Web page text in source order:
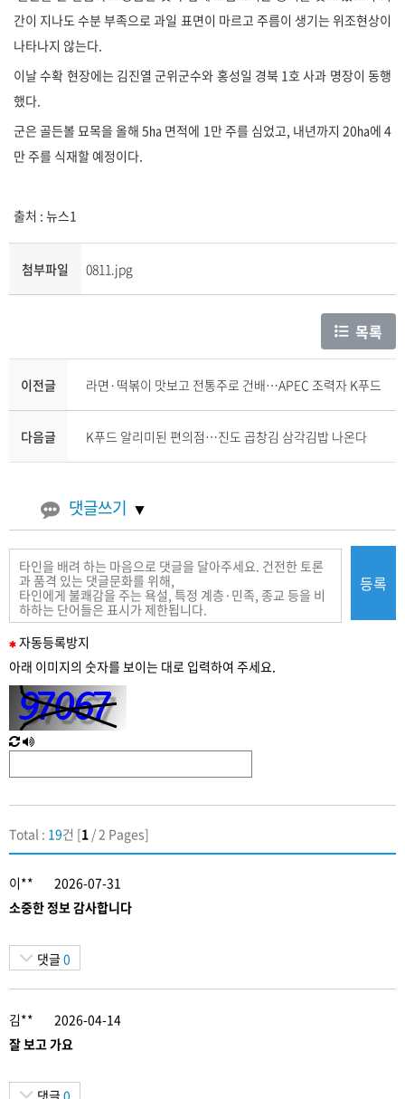
간이 지나도 수분 부족으로 과일 표면이 마르고 주름이 생기는 위조현상이
나타나지 않는다.
이날 수확 현장에는 김진열 군위군수와 홍성일 경북 1호 사과 명장이 동행
했다.
군은 골든볼 묘목을 올해 5㏊ 면적에 1만 주를 심었고, 내년까지 20㏊에 4
만 주를 식재할 예정이다.
출처 : 뉴스1
첨부파일 0811.jpg
목록
이전글 라면·떡볶이 맛보고 전통주로 건배…APEC 조력자 K푸드
다음글 K푸드 알리미된 편의점…진도 곱창김 삼각김밥 나온다
댓글쓰기
필
수
력
자동등록방지
아래 이미지의 숫자를 보이는 대로 입력하여 주세요.
새
로
침
한
글
성
등록
Total : 19건 [1 / 2 Pages]
이**
2026-07-31
소중한 정보 감사합니다
댓글 0
김**
2026-04-14
잘 보고 가요
댓글 0